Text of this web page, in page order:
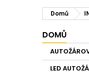
Domů
DOMŮ
LED